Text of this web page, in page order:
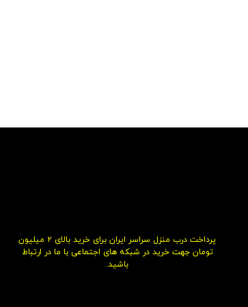
پرداخت درب منزل سراسر ایران برای خرید بالای ۲ میلیون
تومان جهت خرید در شبکه های اجتماعی با ما در ارتباط
باشید.